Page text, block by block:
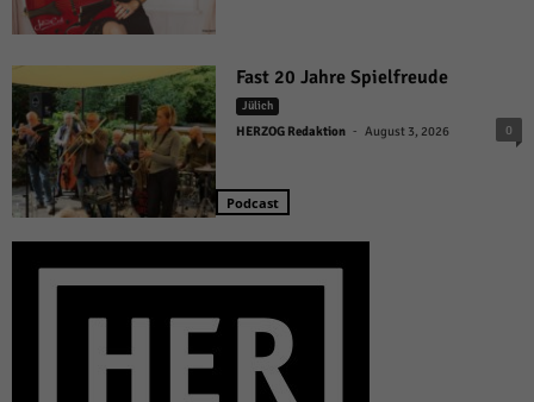
Fast 20 Jahre Spielfreude
Jülich
HERZOG Redaktion - August 3, 2026 0
Podcast